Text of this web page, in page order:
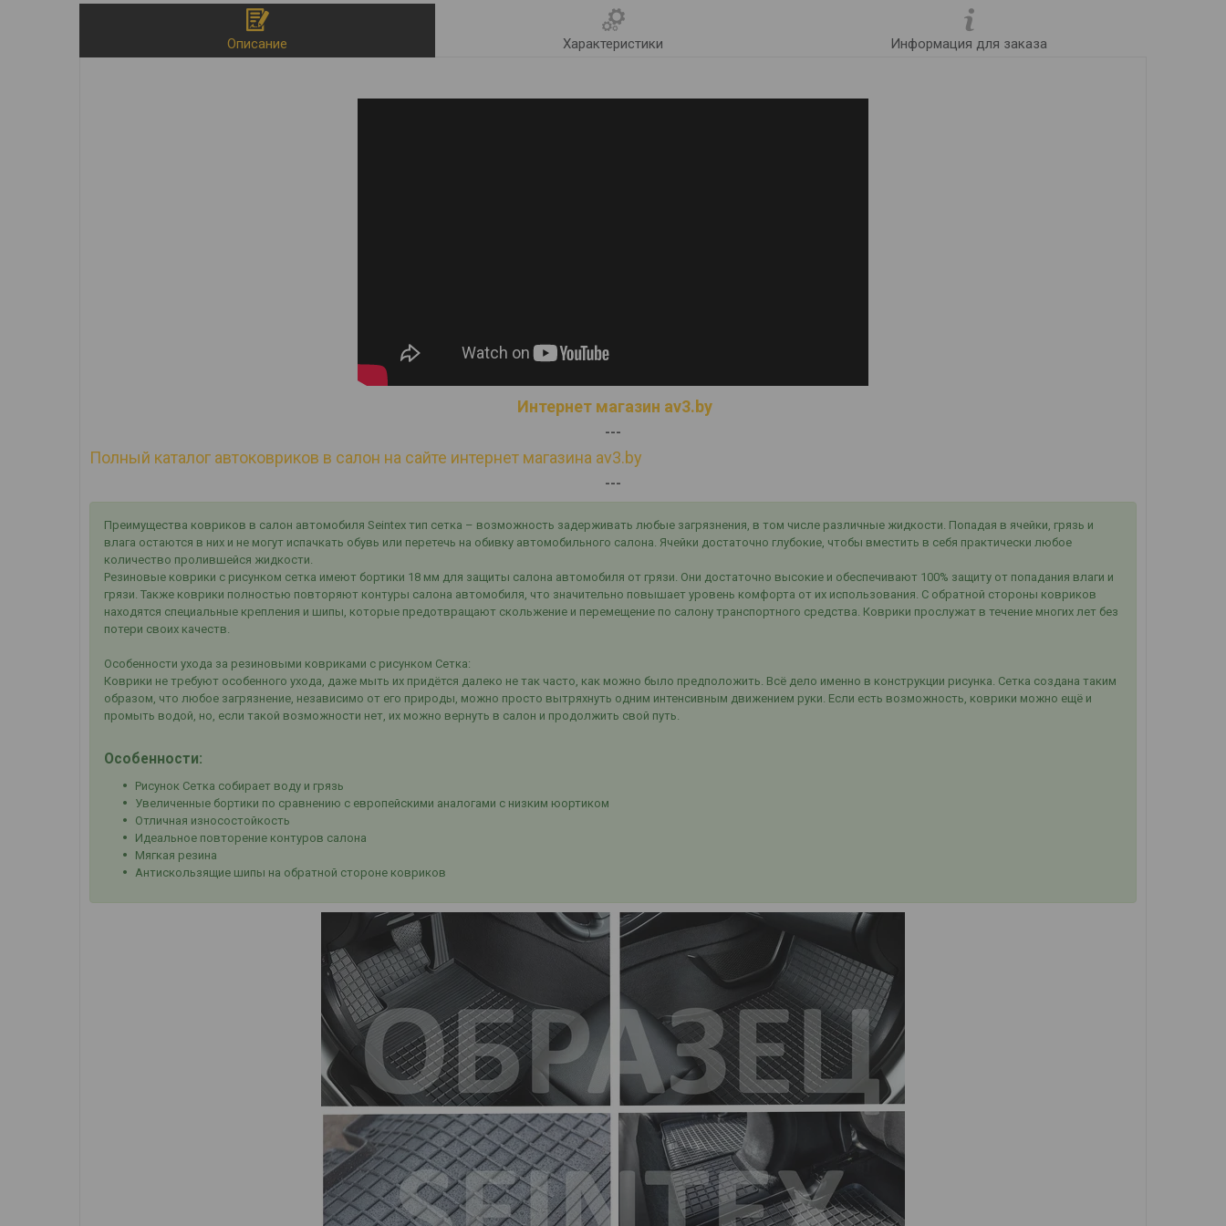
Описание Характеристики Информация для заказа
Интернет магазин av3.by
---
Полный каталог автоковриков в салон на сайте интернет магазина av3.by
---
Преимущества ковриков в салон автомобиля Seintex тип сетка – возможность задерживать любые загрязнения, в том числе различные жидкости. Попадая в ячейки, грязь и
влага остаются в них и не могут испачкать обувь или перетечь на обивку автомобильного салона. Ячейки достаточно глубокие, чтобы вместить в себя практически любое
количество пролившейся жидкости.
Резиновые коврики с рисунком сетка имеют бортики 18 мм для защиты салона автомобиля от грязи. Они достаточно высокие и обеспечивают 100% защиту от попадания влаги и
грязи. Также коврики полностью повторяют контуры салона автомобиля, что значительно повышает уровень комфорта от их использования. С обратной стороны ковриков
находятся специальные крепления и шипы, которые предотвращают скольжение и перемещение по салону транспортного средства. Коврики прослужат в течение многих лет без
потери своих качеств.
Особенности ухода за резиновыми ковриками с рисунком Сетка:
Коврики не требуют особенного ухода, даже мыть их придётся далеко не так часто, как можно было предположить. Всё дело именно в конструкции рисунка. Сетка создана таким
образом, что любое загрязнение, независимо от его природы, можно просто вытряхнуть одним интенсивным движением руки. Если есть возможность, коврики можно ещё и
промыть водой, но, если такой возможности нет, их можно вернуть в салон и продолжить свой путь.
Особенности:
Рисунок Сетка собирает воду и грязь
Увеличенные бортики по сравнению с европейскими аналогами с низким юортиком
Отличная износостойкость
Идеальное повторение контуров салона
Мягкая резина
Антискользящие шипы на обратной стороне ковриков